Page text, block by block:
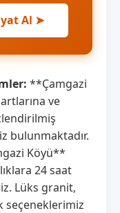
Al ➤
**Çamgazi
ve
bulunmaktadır.
Köyü**
24 saat
Lüks granit,
seçeneklerimiz